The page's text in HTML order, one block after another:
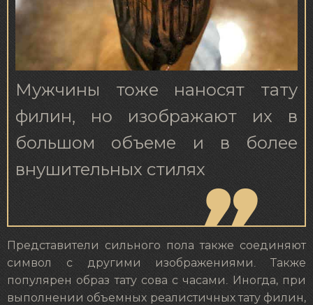
Мужчины тоже наносят тату
филин, но изображают их в
большом объеме и в более
внушительных стилях
Представители сильного пола также соединяют
символ с другими изображениями. Также
популярен образ тату сова с часами. Иногда, при
выполнении объемных реалистичных тату филин,